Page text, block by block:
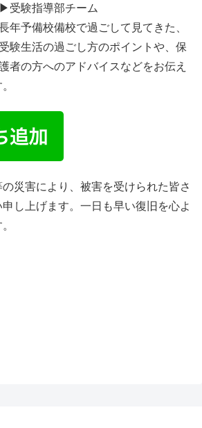
▶受験指導部チーム
年予備校備校で過ごして見てきた、
受験生活の過ごし方のポイントや、保
者の方へのアドバイスなどをお伝え
災害により、被害を受けられた皆さ
し上げます。一日も早い復旧を心よ